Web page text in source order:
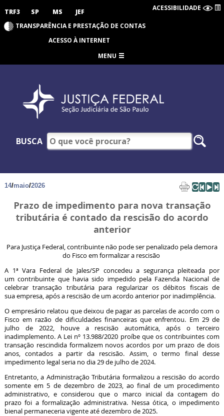
TRF3 SP MS JEF ACESSIBILIDADE
TRANSPARÊNCIA E PRESTAÇÃO DE CONTAS
ACESSO À INTERNET
MENU
BUSCA
14/maio/2026
Prazo de impedimento para nova transação
tributária é contado da rescisão do acordo
anterior
Para Justiça Federal, contribuinte não pode ser penalizado pela demora
do Fisco em formalizar a rescisão
A 1ª Vara Federal de Jales/SP concedeu a segurança pleiteada por
um contribuinte que havia sido impedido pela Fazenda Nacional de
celebrar transação tributária para regularizar os débitos fiscais de
sua empresa, após a rescisão de um acordo anterior por inadimplência.
O empresário relatou que deixou de pagar as parcelas de acordo com o
Fisco em razão de dificuldades financeiras que enfrentou. Em 29 de
julho de 2022, houve a rescisão automática, após o terceiro
inadimplemento. A Lei nº 13.988/2020 proíbe que os contribuintes com
transação rescindida formalizem novos acordos por um prazo de dois
anos, contados a partir da rescisão. Assim, o termo final desse
impedimento legal seria no dia 29 de julho de 2024.
Entretanto, a Administração Tributária formalizou a rescisão do acordo
somente em 5 de dezembro de 2023, ao final de um procedimento
administrativo, e considerou que o marco inicial da contagem do
prazo foi a formalização administrativa. Nessa ótica, o impedimento
bienal permaneceria vigente até dezembro de 2025.